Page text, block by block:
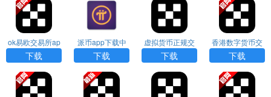
ok易欧交易所ap
p官网下载
下载
派币app下载中
文版
下载
虚拟货币正规交
易平台下载
下载
香港数字货币交
易所app下载
下载